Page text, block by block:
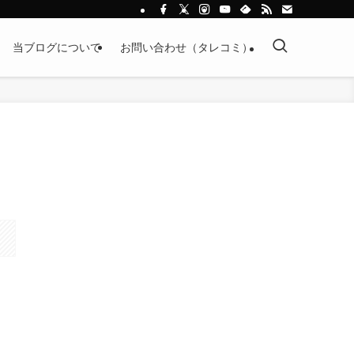
当ブログについて お問い合わせ（タレコミ）